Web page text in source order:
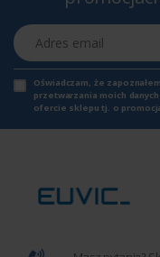
Adres email
Oświadczam, że
przetwarzania moich
ofercie sklepu tj. o